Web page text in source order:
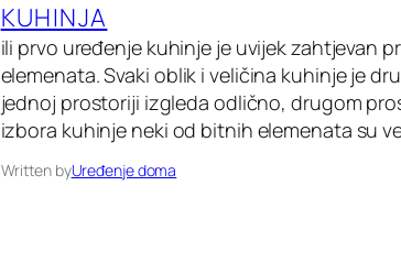
KUHINJA
ili prvo uređenje kuhinje je uvijek zahtjevan
elemenata. Svaki oblik i veličina kuhinje je
jednoj prostoriji izgleda odlično, drugom
izbora kuhinje neki od bitnih elemenata su
Written byUređenje doma